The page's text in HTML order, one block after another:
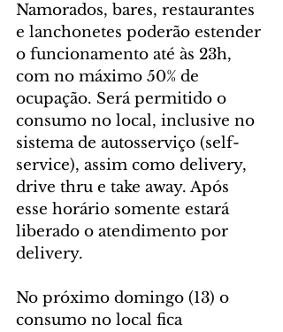
Namorados, bares, restaurantes
e lanchonetes poderão estender
o funcionamento até às 23h,
com no máximo 50% de
ocupação. Será permitido o
consumo no local, inclusive no
sistema de autosserviço (self-
service), assim como delivery,
drive thru e take away. Após
esse horário somente estará
liberado o atendimento por
delivery.
No próximo domingo (13) o
consumo no local fica